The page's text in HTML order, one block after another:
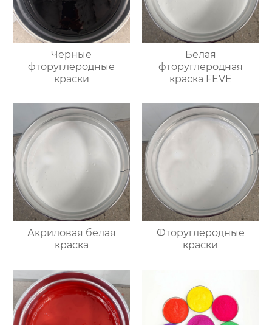
Черные
фторуглеродные
краски
Белая
фторуглеродная
краска FEVE
Акриловая белая
краска
Фторуглеродные
краски